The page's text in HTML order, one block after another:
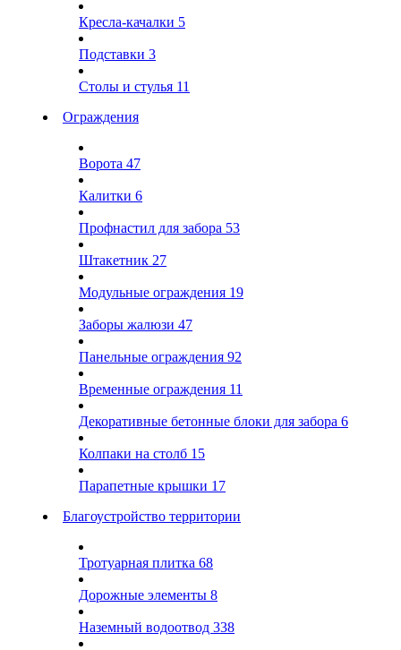
Кресла-качалки 5
Подставки 3
Столы и стулья 11
Ограждения
Ворота 47
Калитки 6
Профнастил для забора 53
Штакетник 27
Модульные ограждения 19
Заборы жалюзи 47
Панельные ограждения 92
Временные ограждения 11
Декоративные бетонные блоки для забора 6
Колпаки на столб 15
Парапетные крышки 17
Благоустройство территории
Тротуарная плитка 68
Дорожные элементы 8
Наземный водоотвод 338